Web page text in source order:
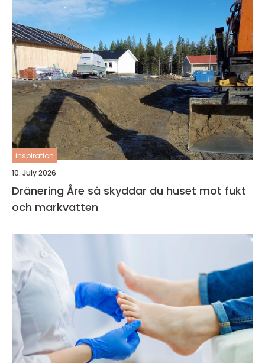
inspiration
10. July 2026
Dränering Åre så skyddar du huset mot fukt
och markvatten